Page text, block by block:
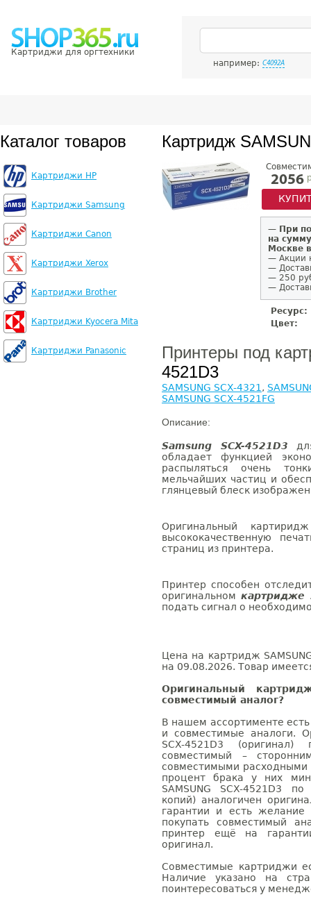
Картриджи для оргтехники
например: C4092A
Каталог товаров
Картриджи HP
Картриджи Samsung
Картриджи Canon
Картриджи Xerox
Картриджи Brother
Картриджи Kyocera Mita
Картриджи Panasonic
Картридж
2056
— При
на
Москве
— Акции
—
— 250
—
Ресурс:
Цвет:
Принтеры под
4521D3
SAMSUNG SCX-4321 ,
SAMSUNG SCX-4521FG
Описание:
Samsung SCX-4521D3
обладает функцией
распыляться очень
мельчайших частиц и
глянцевый блеск
Оригинальный
высококачественную
страниц из принтера.
Принтер способен
оригинальном картридже
подать сигнал о
Цена на картридж
на 09.08.2026. Товар
Оригинальный
совместимый аналог?
В нашем ассортименте
и совместимые аналоги.
SCX-4521D3 (оригинал)
совместимый –
совместимыми расходными
процент брака у них
SAMSUNG SCX-4521D3
копий) аналогичен
гарантии и есть
покупать совместимый
принтер ещё на
оригинал.
Совместимые картриджи
Наличие указано на
поинтересоваться у